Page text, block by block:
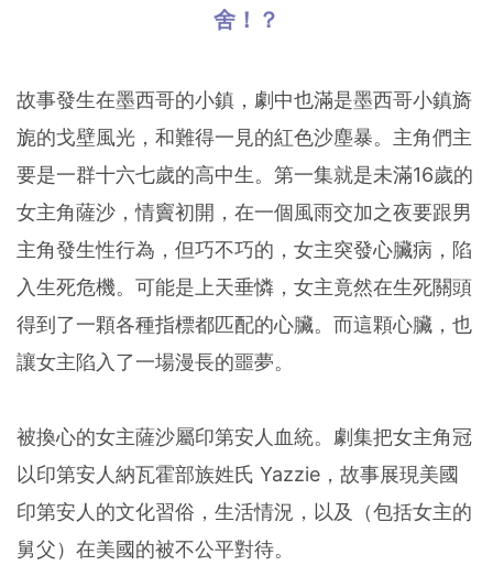
舍！？
故事發生在墨西哥的小鎮，劇中也滿是墨西哥小鎮旖
旎的戈壁風光，和難得一見的紅色沙塵暴。主角們主
要是一群十六七歲的高中生。第一集就是未滿16歲的
女主角薩沙，情竇初開，在一個風雨交加之夜要跟男
主角發生性行為，但巧不巧的，女主突發心臟病，陷
入生死危機。可能是上天垂憐，女主竟然在生死關頭
得到了一顆各種指標都匹配的心臟。而這顆心臟，也
讓女主陷入了一場漫長的噩夢。
被換心的女主薩沙屬印第安人血統。劇集把女主角冠
以印第安人納瓦霍部族姓氏 Yazzie，故事展現美國
印第安人的文化習俗，生活情況，以及（包括女主的
舅父）在美國的被不公平對待。